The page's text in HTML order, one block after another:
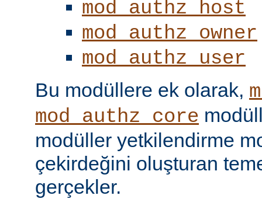
mod_authz_host
mod_authz_owner
mod_authz_user
Bu modüllere ek olarak,
mod_authz_core
modüller yetkilendirme
çekirdeğini oluşturan
gerçekler.